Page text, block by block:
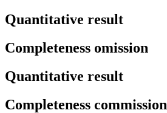
Quantitative result
Completeness omission
Quantitative result
Completeness commission